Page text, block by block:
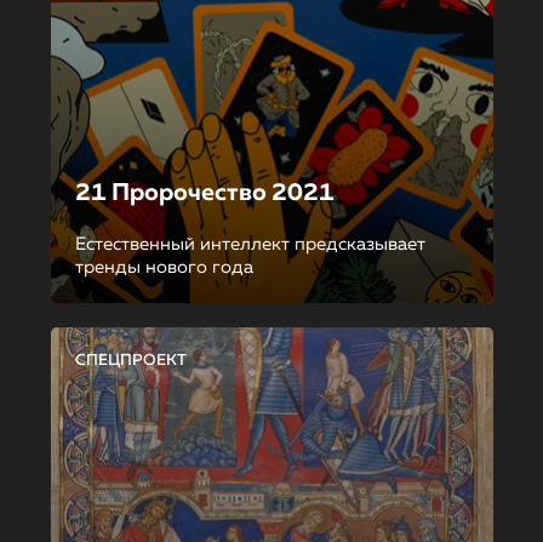
21 Пророчество 2021
Естественный интеллект предсказывает
тренды нового года
СПЕЦПРОЕКТ